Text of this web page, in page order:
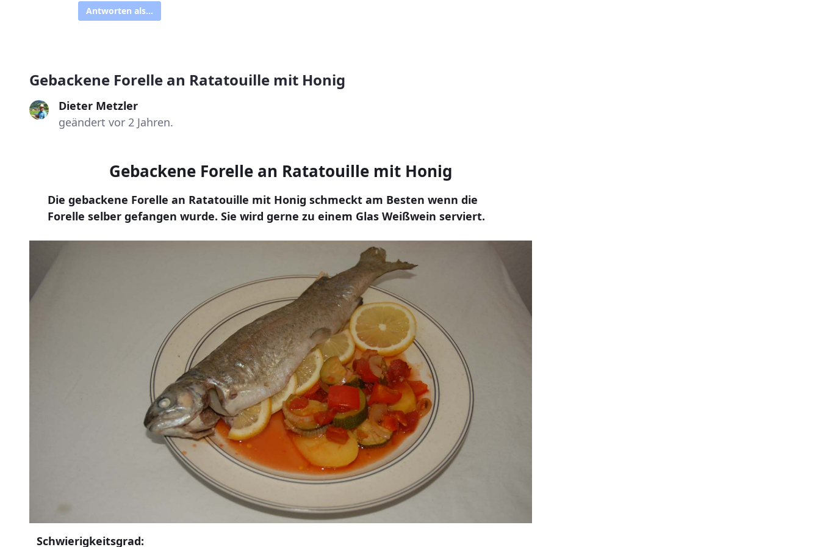
Antworten als...
Gebackene Forelle an Ratatouille mit Honig
Dieter Metzler
geändert vor 2 Jahren.
Gebackene Forelle an Ratatouille mit Honig
Die gebackene Forelle an Ratatouille mit Honig schmeckt am Besten wenn die
Forelle selber gefangen wurde. Sie wird gerne zu einem Glas Weißwein serviert.
Schwierigkeitsgrad: